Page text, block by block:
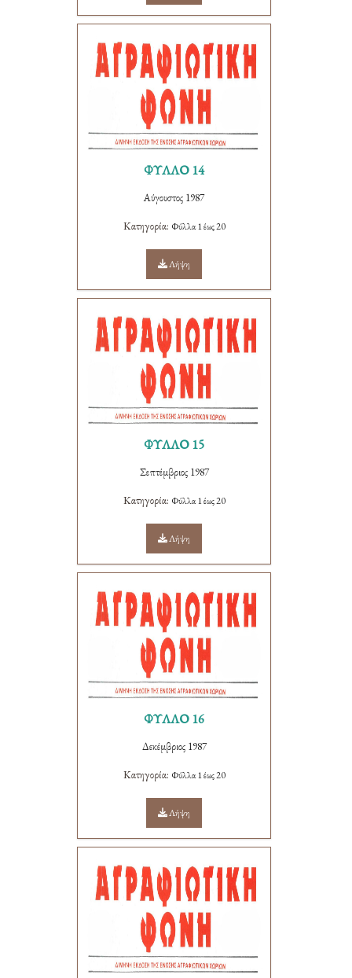
ΦΥΛΛΟ 14
Αύγουστος 1987
Κατηγορία: Φύλλα 1 έως 20
Λήψη
ΦΥΛΛΟ 15
Σεπτέμβριος 1987
Κατηγορία: Φύλλα 1 έως 20
Λήψη
ΦΥΛΛΟ 16
Δεκέμβριος 1987
Κατηγορία: Φύλλα 1 έως 20
Λήψη